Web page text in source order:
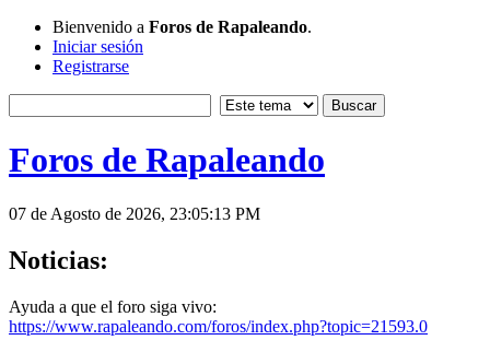
Bienvenido a Foros de Rapaleando.
Iniciar sesión
Registrarse
Foros de Rapaleando
07 de Agosto de 2026, 23:05:13 PM
Noticias:
Ayuda a que el foro siga vivo:
https://www.rapaleando.com/foros/index.php?topic=21593.0